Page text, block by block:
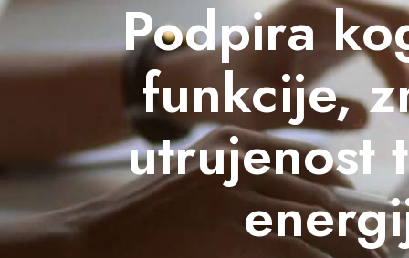
Podpira
funkcije,
utrujenost